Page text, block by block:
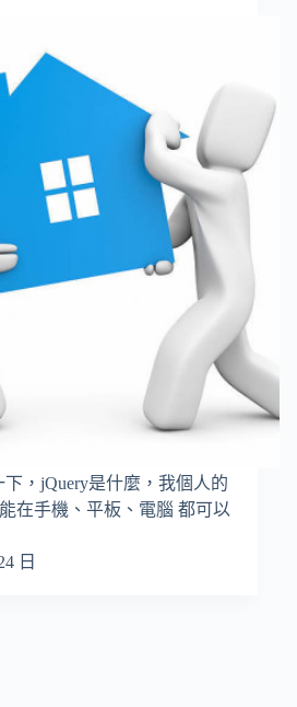
，jQuery是什麼，我個人的
在手機、平板、電腦 都可以
日